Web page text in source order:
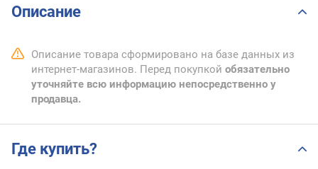
Описание
Описание товара сформировано на базе данных из
интернет-магазинов. Перед покупкой обязательно
уточняйте всю информацию непосредственно у
продавца.
Где купить?